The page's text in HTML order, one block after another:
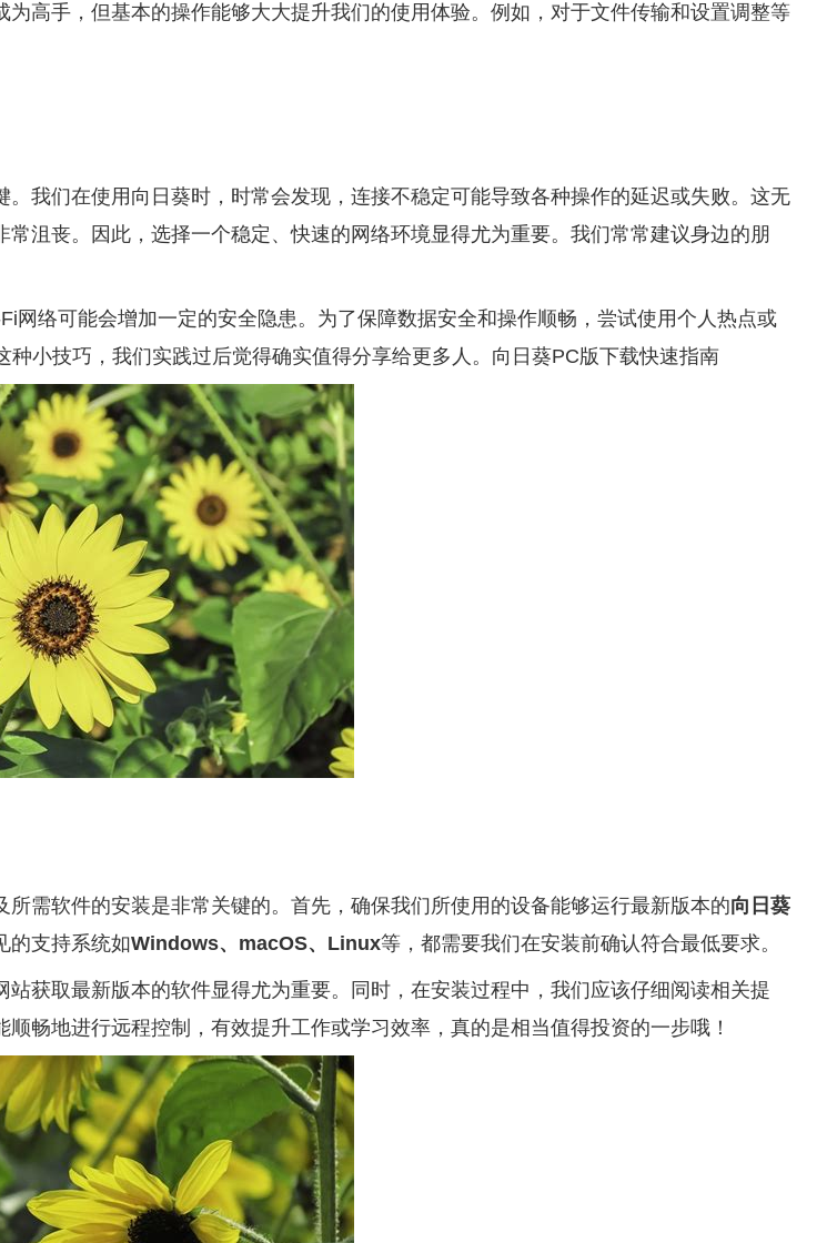
高手，但基本的操作能够大大提升我们的使用体验。例如，对于文件传输和设置调整等
。我们在使用向日葵时，时常会发现，连接不稳定可能导致各种操作的延迟或失败。这无
沮丧。因此，选择一个稳定、快速的网络环境显得尤为重要。我们常常建议身边的朋
网络可能会增加一定的安全隐患。为了保障数据安全和操作顺畅，尝试使用个人热点或
小技巧，我们实践过后觉得确实值得分享给更多人。 向日葵PC版下载快速指南
所需软件的安装是非常关键的。首先，确保我们所使用的设备能够运行最新版本的向日葵
的支持系统如Windows、macOS、Linux等，都需要我们在安装前确认符合最低要求。
获取最新版本的软件显得尤为重要。同时，在安装过程中，我们应该仔细阅读相关提
畅地进行远程控制，有效提升工作或学习效率，真的是相当值得投资的一步哦！